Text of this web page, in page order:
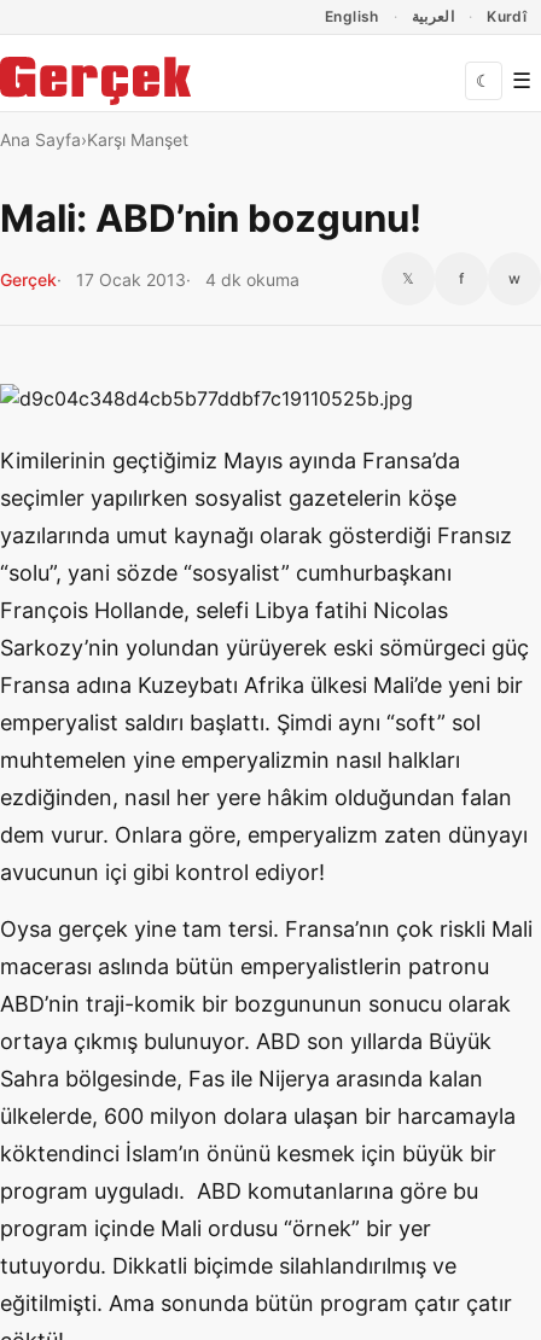
English العربية Kurdî
☾ ☰
Ana Sayfa Karşı Manşet
Mali: ABD’nin bozgunu!
Gerçek 17 Ocak 2013 4 dk okuma 𝕏 f w
Kimilerinin geçtiğimiz Mayıs ayında Fransa’da
seçimler yapılırken sosyalist gazetelerin köşe
yazılarında umut kaynağı olarak gösterdiği Fransız
“solu”, yani sözde “sosyalist” cumhurbaşkanı
François Hollande, selefi Libya fatihi Nicolas
Sarkozy’nin yolundan yürüyerek eski sömürgeci güç
Fransa adına Kuzeybatı Afrika ülkesi Mali’de yeni bir
emperyalist saldırı başlattı. Şimdi aynı “soft” sol
muhtemelen yine emperyalizmin nasıl halkları
ezdiğinden, nasıl her yere hâkim olduğundan falan
dem vurur. Onlara göre, emperyalizm zaten dünyayı
avucunun içi gibi kontrol ediyor!
Oysa gerçek yine tam tersi. Fransa’nın çok riskli Mali
macerası aslında bütün emperyalistlerin patronu
ABD’nin traji-komik bir bozgununun sonucu olarak
ortaya çıkmış bulunuyor. ABD son yıllarda Büyük
Sahra bölgesinde, Fas ile Nijerya arasında kalan
ülkelerde, 600 milyon dolara ulaşan bir harcamayla
köktendinci İslam’ın önünü kesmek için büyük bir
program uyguladı. ABD komutanlarına göre bu
program içinde Mali ordusu “örnek” bir yer
tutuyordu. Dikkatli biçimde silahlandırılmış ve
eğitilmişti. Ama sonunda bütün program çatır çatır